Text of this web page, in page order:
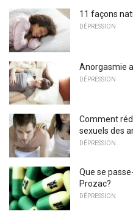
11 façons
DÉPRESSION
Anorgasmie
DÉPRESSION
Comment
sexuels des
DÉPRESSION
Que se
Prozac?
DÉPRESSION